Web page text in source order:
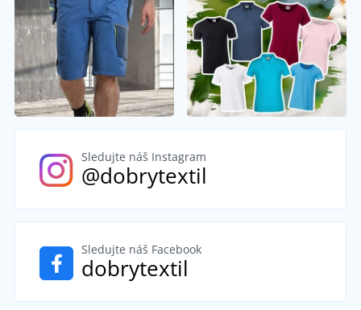
Sledujte náš Instagram
@dobrytextil
Sledujte náš Facebook
dobrytextil